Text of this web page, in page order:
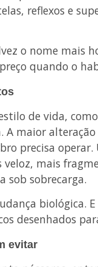
reflexos e
o nome mais
quando o
de vida,
A maior
precisa
mais
sob sobrecarga.
biológica.
desenhados
evitar